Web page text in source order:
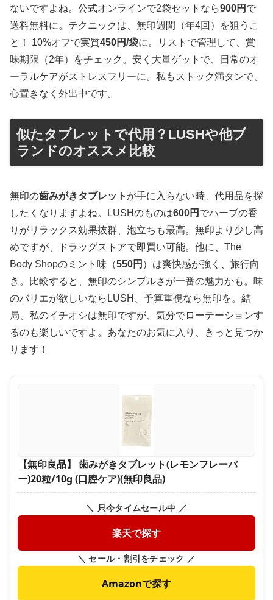
ないですよね。公式オンラインで2袋セットなら900円 で
送料無料に。テクニックは、無印週間（年4回）を狙うこ
と！ 10%オフで実質450円/袋に。リストで管理して、賞
味期限（2年）をチェック。安く大量ゲットで、日常のオ
ーラルケアがストレスフリーに。私もストック満タンで、
心置きなく外出中です。
似たタブレットで代用？LUSHや他ブ
ランドのオススメ比較
無印の歯みがきタブレット が手に入らない時、代用品を探
したくなりますよね。LUSHのものは600円 でハーブの香
りがリラックス効果抜群、泡立ちも最高。無印より少し高
めですが、ドラッグストアで即買い可能。他に、The
Body Shopのミント味（550円 ）は爽快感が強く、旅行向
き。比較すると、無印のシンプルさが一番の魅力かも。味
のバリエが欲しいならLUSH、予算重視なら無印を。結
局、私のイチオシは無印ですが、気分でローテーションす
るのも楽しいですよ。あなたのお気に入り、きっと見つか
ります！
【無印良品】 歯みがきタブレット(レモンフレーバ
ー)20粒/10g (口腔ケア)(無印良品)
＼ 只今タイムセール中 ／
楽天で探す
＼ セール・割引をチェック ／
Amazonで探す